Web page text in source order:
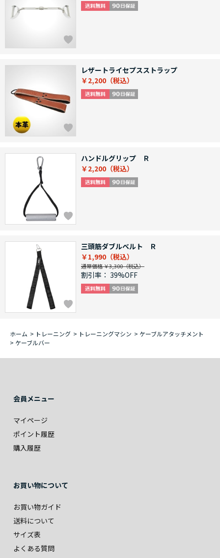
レザートライセプスストラップ
￥2,200
ハンドルグリップ Ｒ
￥2,200
三頭筋ダブルベルト Ｒ
￥1,990
通常価格 ￥3,300
割引率： 39%OFF
ホーム > トレーニング > トレーニングマシン > ケーブルアタッチメント
> ケーブルバー
会員メニュー
マイページ
ポイント履歴
購入履歴
お買い物について
お買い物ガイド
送料について
サイズ表
よくある質問